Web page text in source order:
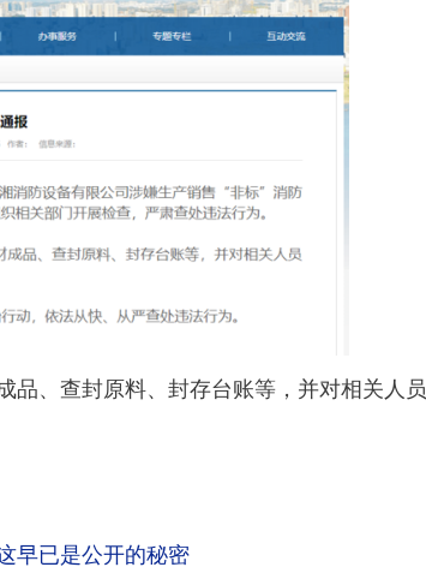
、查封原料、封存台账等，并对相关人员
早已是公开的秘密